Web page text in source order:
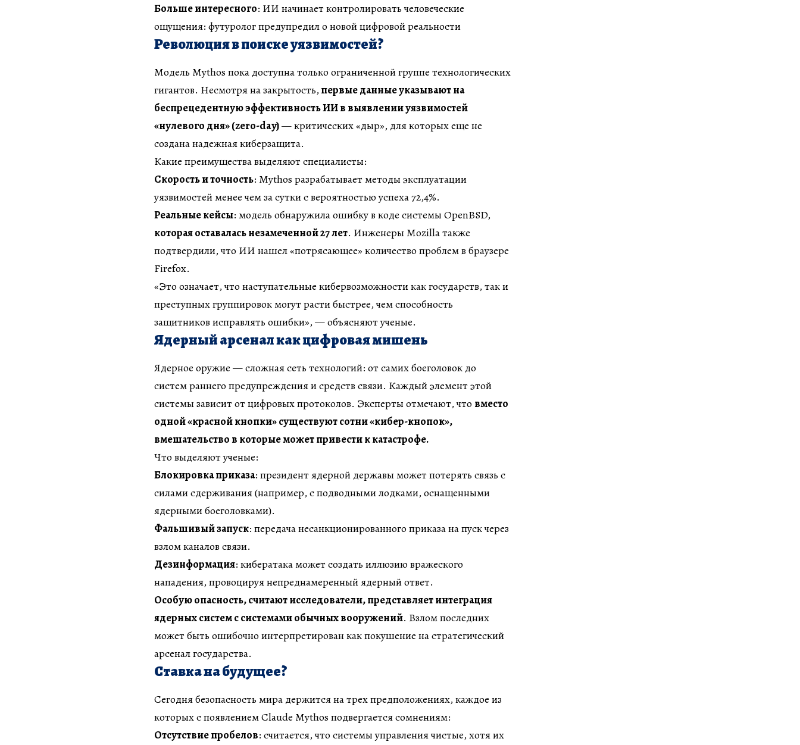
Больше интересного: ИИ начинает контролировать человеческие
ощущения: футуролог предупредил о новой цифровой реальности
Революция в поиске уязвимостей?
Модель Mythos пока доступна только ограниченной группе технологических
гигантов. Несмотря на закрытость,первые данные указывают на
беспрецедентную эффективность ИИ в выявлении уязвимостей
«нулевого дня» (zero-day)— критических «дыр», для которых еще не
создана надежная киберзащита.
Какие преимущества выделяют специалисты:
Скорость и точность: Mythos разрабатывает методы эксплуатации
уязвимостей менее чем за сутки с вероятностью успеха 72,4%.
Реальные кейсы: модель обнаружила ошибку в коде системы OpenBSD,
которая оставалась незамеченной 27 лет. Инженеры Mozilla также
подтвердили, что ИИ нашел «потрясающее» количество проблем в браузере
Firefox.
«Это означает, что наступательные кибервозможности как государств, так и
преступных группировок могут расти быстрее, чем способность
защитников исправлять ошибки», — объясняют ученые.
Ядерный арсенал как цифровая мишень
Ядерное оружие — сложная сеть технологий: от самих боеголовок до
систем раннего предупреждения и средств связи. Каждый элемент этой
системы зависит от цифровых протоколов. Эксперты отмечают, что вместо
одной «красной кнопки» существуют сотни «кибер-кнопок»,
вмешательство в которые может привести к катастрофе.
Что выделяют ученые:
Блокировка приказа: президент ядерной державы может потерять связь с
силами сдерживания (например, с подводными лодками, оснащенными
ядерными боеголовками).
Фальшивый запуск: передача несанкционированного приказа на пуск через
взлом каналов связи.
Дезинформация: кибератака может создать иллюзию вражеского
нападения, провоцируя непреднамеренный ядерный ответ.
Особую опасность, считают исследователи, представляет интеграция
ядерных систем с системами обычных вооружений. Взлом последних
может быть ошибочно интерпретирован как покушение на стратегический
арсенал государства.
Ставка на будущее?
Сегодня безопасность мира держится на трех предположениях, каждое из
которых с появлением Claude Mythos подвергается сомнениям:
Отсутствие пробелов: считается, что системы управления чистые, хотя их